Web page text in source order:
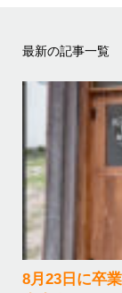
最新の記事一覧
8月23日に卒